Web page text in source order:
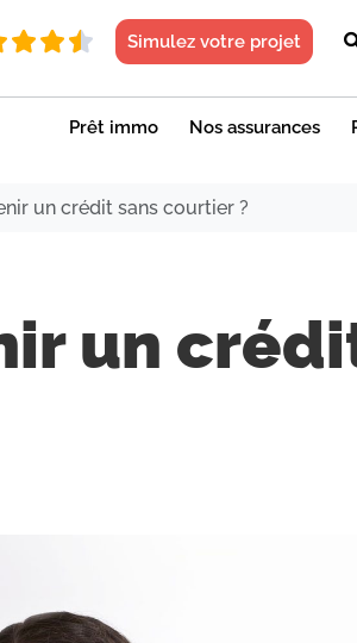
Simulez votre projet
Prêt immo Nos assurances
un crédit sans courtier ?
un